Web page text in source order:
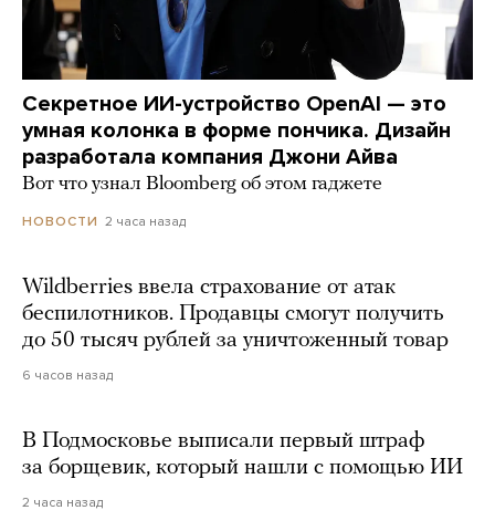
Секретное ИИ-устройство OpenAI — это
умная колонка в форме пончика. Дизайн
разработала компания Джони Айва
Вот что узнал Bloomberg об этом гаджете
НОВОСТИ 2 часа назад
Wildberries ввела страхование от атак
беспилотников. Продавцы смогут получить
до 50 тысяч рублей за уничтоженный товар
6 часов назад
В Подмосковье выписали первый штраф
за борщевик, который нашли с помощью ИИ
2 часа назад